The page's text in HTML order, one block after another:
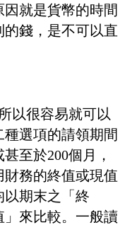
就是貨幣的時間
錢，是不可以直
以很容易就可以
選項的請領期間
至於200個月，
務的終值或現值
以期末之「終
來比較。一般讀